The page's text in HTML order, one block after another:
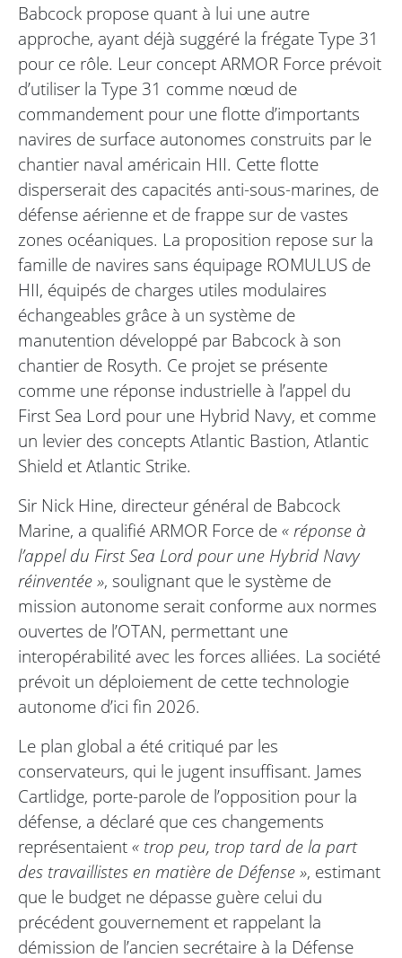
Babcock propose quant à lui une autre
approche, ayant déjà suggéré la frégate Type 31
pour ce rôle. Leur concept ARMOR Force prévoit
d’utiliser la Type 31 comme nœud de
commandement pour une flotte d’importants
navires de surface autonomes construits par le
chantier naval américain HII. Cette flotte
disperserait des capacités anti-sous-marines, de
défense aérienne et de frappe sur de vastes
zones océaniques. La proposition repose sur la
famille de navires sans équipage ROMULUS de
HII, équipés de charges utiles modulaires
échangeables grâce à un système de
manutention développé par Babcock à son
chantier de Rosyth. Ce projet se présente
comme une réponse industrielle à l’appel du
First Sea Lord pour une Hybrid Navy, et comme
un levier des concepts Atlantic Bastion, Atlantic
Shield et Atlantic Strike.
Sir Nick Hine, directeur général de Babcock
Marine, a qualifié ARMOR Force de« réponse à
l’appel du First Sea Lord pour une Hybrid Navy
réinventée », soulignant que le système de
mission autonome serait conforme aux normes
ouvertes de l’OTAN, permettant une
interopérabilité avec les forces alliées. La société
prévoit un déploiement de cette technologie
autonome d’ici fin 2026.
Le plan global a été critiqué par les
conservateurs, qui le jugent insuffisant. James
Cartlidge, porte-parole de l’opposition pour la
défense, a déclaré que ces changements
représentaient« trop peu, trop tard de la part
des travaillistes en matière de Défense », estimant
que le budget ne dépasse guère celui du
précédent gouvernement et rappelant la
démission de l’ancien secrétaire à la Défense